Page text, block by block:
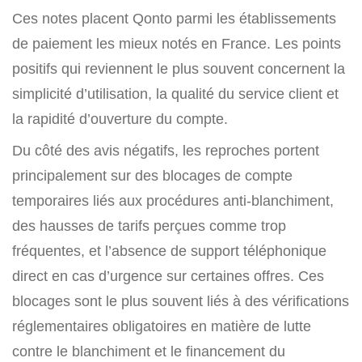
Ces notes placent Qonto parmi les établissements
de paiement les mieux notés en France. Les points
positifs qui reviennent le plus souvent concernent la
simplicité d’utilisation, la qualité du service client et
la rapidité d’ouverture du compte.
Du côté des avis négatifs, les reproches portent
principalement sur des blocages de compte
temporaires liés aux procédures anti-blanchiment,
des hausses de tarifs perçues comme trop
fréquentes, et l’absence de support téléphonique
direct en cas d’urgence sur certaines offres. Ces
blocages sont le plus souvent liés à des vérifications
réglementaires obligatoires en matière de lutte
contre le blanchiment et le financement du